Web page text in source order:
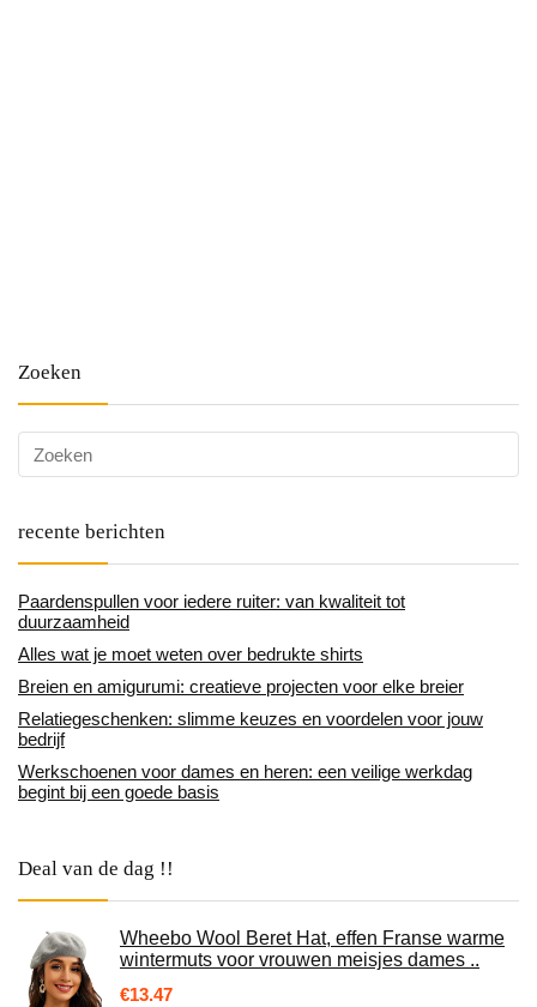
Zoeken
recente berichten
Paardenspullen voor iedere ruiter: van kwaliteit tot
duurzaamheid
Alles wat je moet weten over bedrukte shirts
Breien en amigurumi: creatieve projecten voor elke breier
Relatiegeschenken: slimme keuzes en voordelen voor jouw
bedrijf
Werkschoenen voor dames en heren: een veilige werkdag
begint bij een goede basis
Deal van de dag !!
Wheebo Wool Beret Hat, effen Franse warme
wintermuts voor vrouwen meisjes dames ..
€13.47